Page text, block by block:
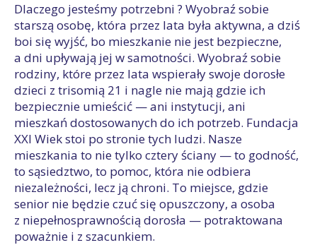
Dlaczego jesteśmy potrzebni ? Wyobraź sobie
starszą osobę, która przez lata była aktywna, a dziś
boi się wyjść, bo mieszkanie nie jest bezpieczne,
a dni upływają jej w samotności. Wyobraź sobie
rodziny, które przez lata wspierały swoje dorosłe
dzieci z trisomią 21 i nagle nie mają gdzie ich
bezpiecznie umieścić — ani instytucji, ani
mieszkań dostosowanych do ich potrzeb. Fundacja
XXI Wiek stoi po stronie tych ludzi. Nasze
mieszkania to nie tylko cztery ściany — to godność,
to sąsiedztwo, to pomoc, która nie odbiera
niezależności, lecz ją chroni. To miejsce, gdzie
senior nie będzie czuć się opuszczony, a osoba
z niepełnosprawnością dorosła — potraktowana
poważnie i z szacunkiem.